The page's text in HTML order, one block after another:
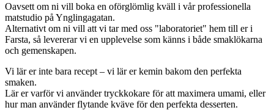
Oavsett om ni vill boka en oförglömlig kväll i vår professionella
matstudio på Ynglingagatan.
Alternativt om ni vill att vi tar med oss "laboratoriet" hem till er i
Farsta, så levererar vi en upplevelse som känns i både smaklökarna
och gemenskapen.
Vi lär er inte bara recept – vi lär er kemin bakom den perfekta
smaken.
Lär er varför vi använder tryckkokare för att maximera umami, eller
hur man använder flytande kväve för den perfekta desserten.